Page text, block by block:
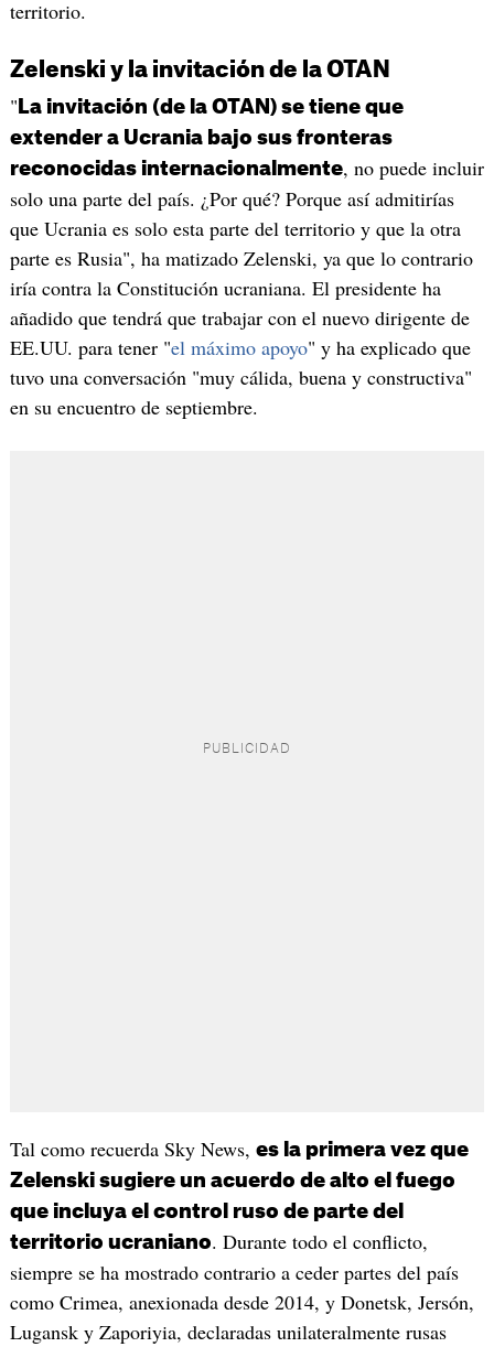
territorio.
Zelenski y la invitación de la OTAN
" La invitación (de la OTAN) se tiene que
extender a Ucrania bajo sus fronteras
reconocidas internacionalmente, no puede incluir
solo una parte del país. ¿Por qué? Porque así admitirías
que Ucrania es solo esta parte del territorio y que la otra
parte es Rusia", ha matizado Zelenski, ya que lo contrario
iría contra la Constitución ucraniana. El presidente ha
añadido que tendrá que trabajar con el nuevo dirigente de
EE.UU. para tener "el máximo apoyo" y ha explicado que
tuvo una conversación "muy cálida, buena y constructiva"
en su encuentro de septiembre.
Tal como recuerda Sky News, es la primera vez que
Zelenski sugiere un acuerdo de alto el fuego
que incluya el control ruso de parte del
territorio ucraniano. Durante todo el conflicto,
siempre se ha mostrado contrario a ceder partes del país
como Crimea, anexionada desde 2014, y Donetsk, Jersón,
Lugansk y Zaporiyia, declaradas unilateralmente rusas